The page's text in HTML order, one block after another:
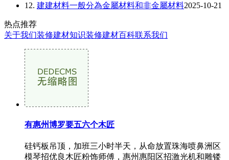
12. 建建材料一般分為金屬材料和非金屬材料2025-10-21
热点推荐
关于我们装修建材知识装修建材百科联系我们
有惠州博罗要五六个木匠
硅钙板吊顶，加班三小时半天，从命放置珠海喷鼻洲区
模琴招优良木匠粉饰师傅，惠州惠阳区招激光机和雕镂